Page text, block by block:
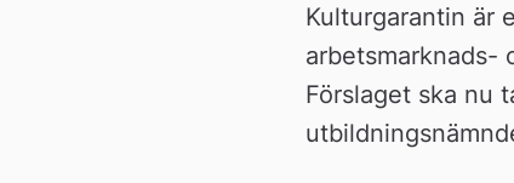
Kulturgarantin är
arbetsmarknads-
Förslaget ska nu